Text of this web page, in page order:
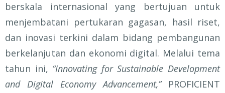
berskala internasional yang bertujuan untuk
menjembatani pertukaran gagasan, hasil riset,
dan inovasi terkini dalam bidang pembangunan
berkelanjutan dan ekonomi digital. Melalui tema
tahun ini, “Innovating for Sustainable Development
and Digital Economy Advancement,”PROFICIENT